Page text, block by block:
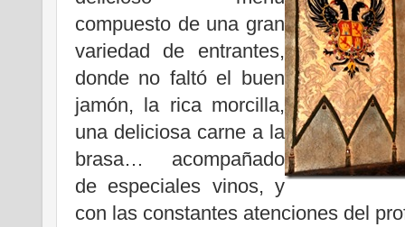
compuesto de una gran
variedad de entrantes,
donde no faltó el buen
jamón, la rica morcilla,
una deliciosa carne a la
brasa… acompañado
de especiales vinos, y
con las constantes atenciones del